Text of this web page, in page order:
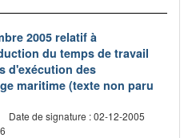
2005 relatif à
du temps de travail
d'exécution des
maritime (texte non paru
Date de signature : 02-12-2005